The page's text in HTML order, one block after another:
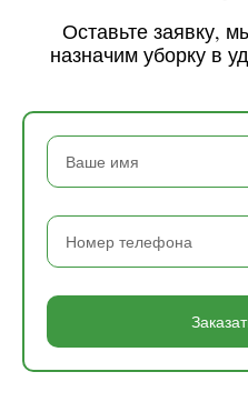
Оставьте заявку,
назначим уборку в